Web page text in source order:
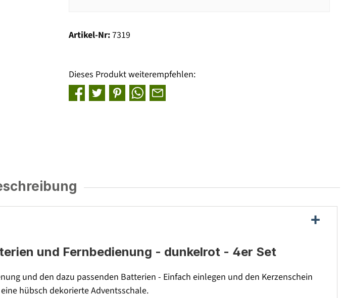
Artikel-Nr:7319
Dieses Produkt weiterempfehlen:
und Fernbedienung - dunkelrot - 4er Set
und den dazu passenden Batterien - Einfach einlegen und den Kerzenschein
hübsch dekorierte Adventsschale.